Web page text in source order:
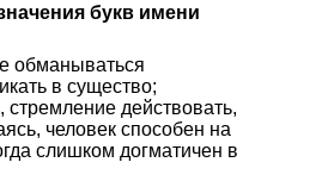
букв имени
обманываться
в существо;
стремление действовать,
человек способен на
слишком догматичен в